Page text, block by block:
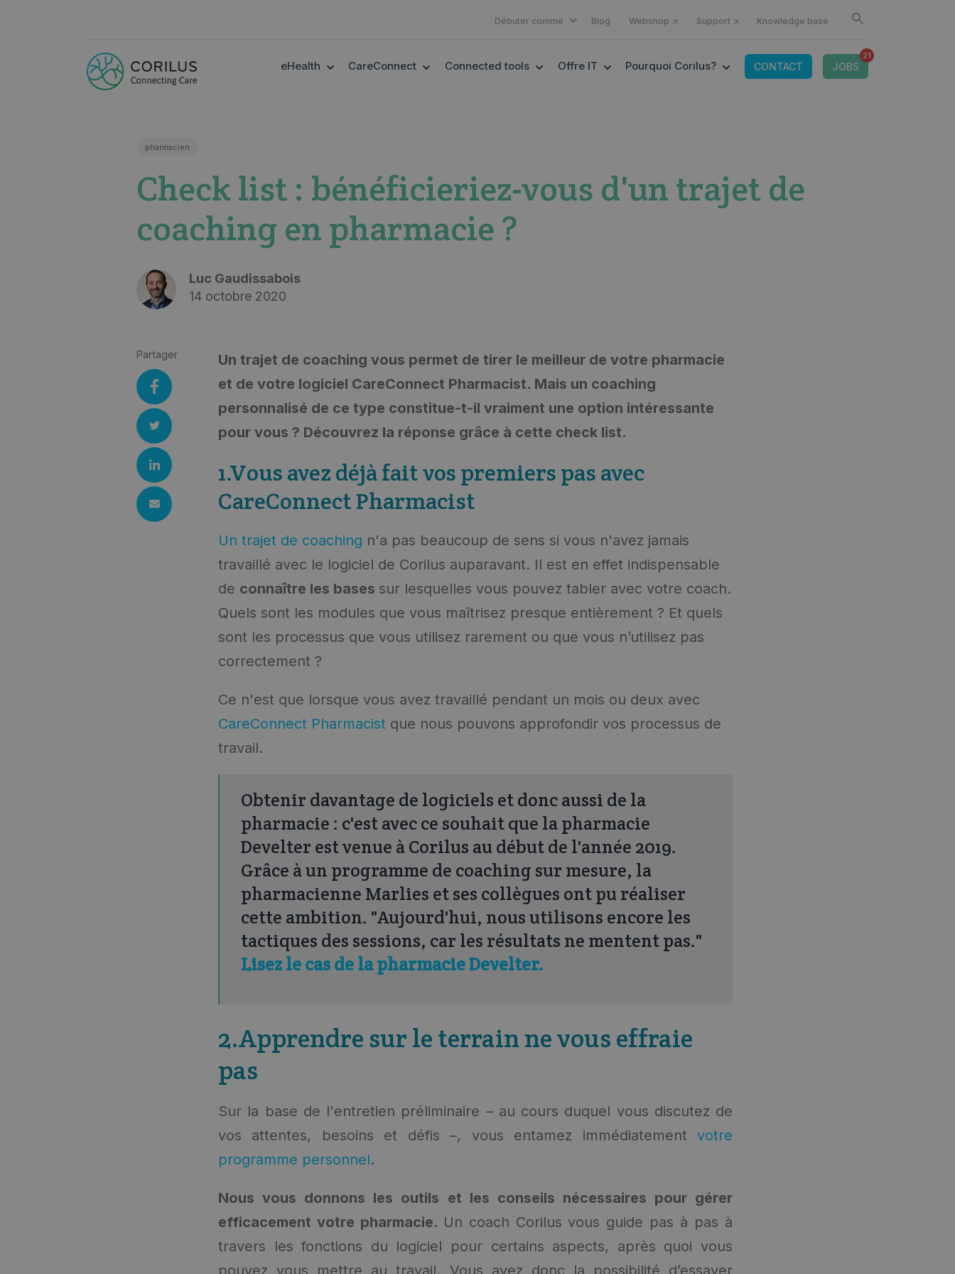
Débuter comme SHOW SUBMENU FOR DÉBUTER COMME
Blog Webshop ↗ Support ↗ Knowledge base
eHealth SHOW SUBMENU FOR EHEALTH
CareConnect SHOW SUBMENU FOR CARECONNECT
Connected tools SHOW SUBMENU FOR CONNECTED TOOLS
Offre IT SHOW SUBMENU FOR OFFRE IT
Pourquoi Corilus? SHOW SUBMENU FOR POURQUOI CORILUS?
CONTACT JOBS
21
pharmacien
Check list : bénéficieriez-vous d'un trajet de
coaching en pharmacie ?
Luc Gaudissabois
14 octobre 2020
Partager
Un trajet de coaching vous permet de tirer le meilleur de votre pharmacie
et de votre logiciel CareConnect Pharmacist. Mais un coaching
personnalisé de ce type constitue-t-il vraiment une option intéressante
pour vous ? Découvrez la réponse grâce à cette check list.
1.Vous avez déjà fait vos premiers pas avec
CareConnect Pharmacist
Un trajet de coaching n'a pas beaucoup de sens si vous n'avez jamais
travaillé avec le logiciel de Corilus auparavant. Il est en effet indispensable
de connaître les bases sur lesquelles vous pouvez tabler avec votre coach.
Quels sont les modules que vous maîtrisez presque entièrement ? Et quels
sont les processus que vous utilisez rarement ou que vous n’utilisez pas
correctement ?
Ce n'est que lorsque vous avez travaillé pendant un mois ou deux avec
CareConnect Pharmacist que nous pouvons approfondir vos processus de
travail.
Obtenir davantage de logiciels et donc aussi de la
pharmacie : c'est avec ce souhait que la pharmacie
Develter est venue à Corilus au début de l'année 2019.
Grâce à un programme de coaching sur mesure, la
pharmacienne Marlies et ses collègues ont pu réaliser
cette ambition. "Aujourd'hui, nous utilisons encore les
tactiques des sessions, car les résultats ne mentent pas."
Lisez le cas de la pharmacie Develter.
2.Apprendre sur le terrain ne vous effraie
pas
Sur la base de l'entretien préliminaire – au cours duquel vous discutez de
vos attentes, besoins et défis –, vous entamez immédiatement votre
programme personnel.
Nous vous donnons les outils et les conseils nécessaires pour gérer
efficacement votre pharmacie. Un coach Corilus vous guide pas à pas à
travers les fonctions du logiciel pour certains aspects, après quoi vous
pouvez vous mettre au travail. Vous avez donc la possibilité d’essayer